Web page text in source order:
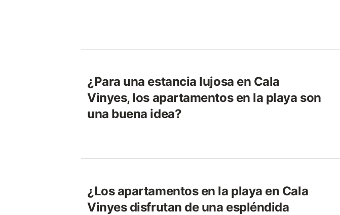
¿Para una estancia lujosa en Cala
Vinyes, los apartamentos en la playa son
una buena idea?
¿Los apartamentos en la playa en Cala
Vinyes disfrutan de una espléndida